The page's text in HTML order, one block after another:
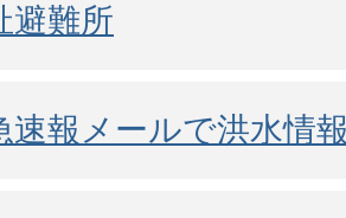
避難所
速報メールで洪水情